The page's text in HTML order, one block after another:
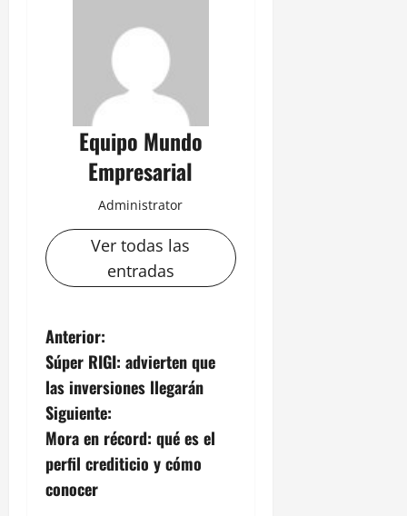
Equipo Mundo
Empresarial
Administrator
Ver todas las
entradas
N
a
v
e
g
Anterior:
Súper RIGI: advierten que
las inversiones llegarán
Siguiente:
Mora en récord: qué es el
perfil crediticio y cómo
conocer